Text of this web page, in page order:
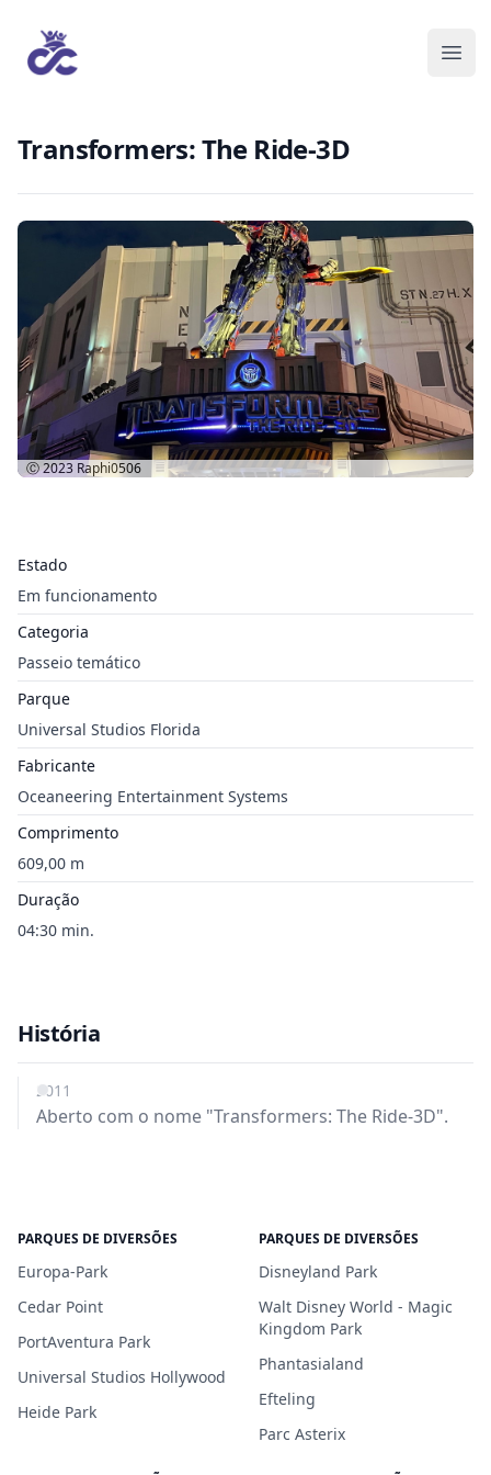
Transformers: The Ride-3D
Estado
Em funcionamento
Categoria
Passeio temático
Parque
Universal Studios Florida
Fabricante
Oceaneering Entertainment Systems
Comprimento
609,00 m
Duração
04:30 min.
Ⓒ 2023 Raphi0506
História
2011
Aberto com o nome "Transformers: The Ride-3D".
PARQUES DE DIVERSÕES
Europa-Park
Cedar Point
PortAventura Park
Universal Studios Hollywood
Heide Park
PARQUES DE DIVERSÕES
Disneyland Park
Walt Disney World - Magic
Kingdom Park
Phantasialand
Efteling
Parc Asterix